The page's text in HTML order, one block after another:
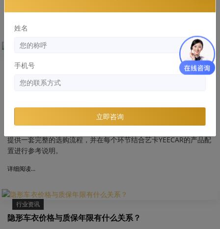
隐形车衣选购全流程指南
​隐形车衣市场品牌超过500个，选购过程中"基材以次充好""质保条
款模糊""黄变脱胶频发"等问题屡见不鲜。本文从需求定位、核心参
数解读、渠道与施工、售后质保、避坑指南、贴后养护六大环节，
提供一套完整的选购流程，并在每个环节结合艺卡YEECAR的产品配
置进行参考说明。
详细阅读...
行业资讯
隐形车衣价格与质保年限有什么关系？
姓名
手机号
立即咨询